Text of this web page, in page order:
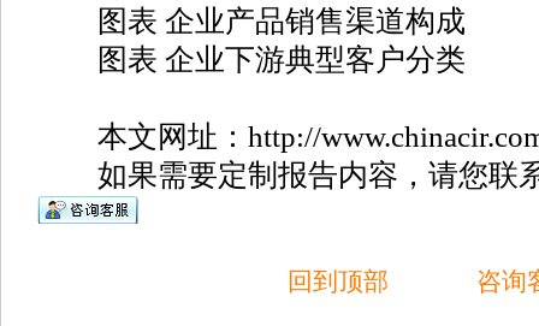
图表 企业产品销售渠道构成
图表 企业下游典型客户分类
本文网址：http://
如果需要定制报告内容，请您联
回到顶部 咨询